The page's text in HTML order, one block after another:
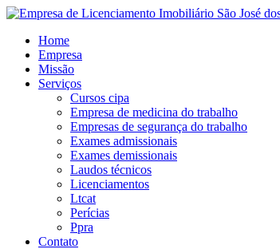
Home
Empresa
Missão
Serviços
Cursos cipa
Empresa de medicina do trabalho
Empresas de segurança do trabalho
Exames admissionais
Exames demissionais
Laudos técnicos
Licenciamentos
Ltcat
Perícias
Ppra
Contato